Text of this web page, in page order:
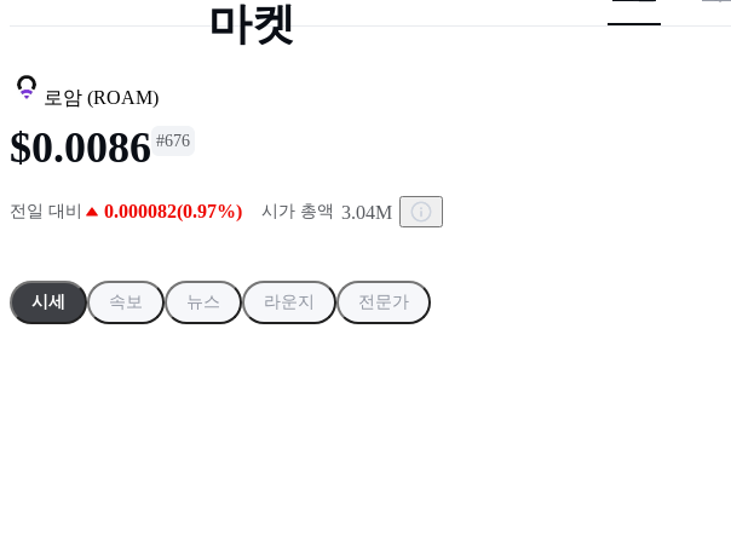
오늘 $20억 상당 BTC 옵션 만기
마켓
로암 (ROAM)
$0.0086 #676
전일 대비 0.000082(0.97%) 시가 총액 3.04M
시세 속보 뉴스 라운지 전문가